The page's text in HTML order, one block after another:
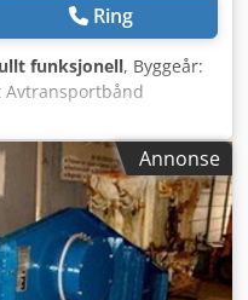
Ring
funksjonell, Byggeår:
Avtransportbånd
650 mm Djdpszq
Annonse